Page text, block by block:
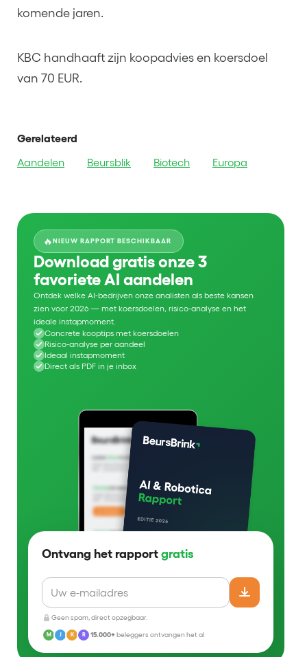
komende jaren.
KBC handhaaft zijn koopadvies en koersdoel
van 70 EUR.
Gerelateerd
Aandelen
Beursblik Biotech Europa
🔥NIEUW RAPPORT BESCHIKBAAR
Download gratis onze 3
favoriete AI aandelen
Ontdek welke AI-bedrijven onze analisten als beste kansen
zien voor 2026 — met koersdoelen, risico-analyse en het
ideale instapmoment.
Concrete kooptips met koersdoelen
Risico-analyse per aandeel
Ideaal instapmoment
Direct als PDF in je inbox
Ontvang het rapport gratis
Geen spam, direct opzegbaar.
M J K R 15.000+beleggers ontvangen het al